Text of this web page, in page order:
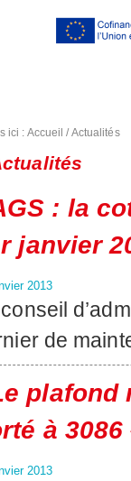
ici : Accueil /Actualités
: la
janvier
2013
de
plafond
à
2013